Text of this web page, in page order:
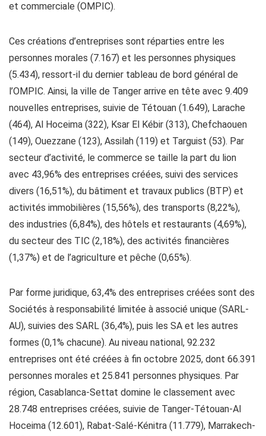
et commerciale (OMPIC).
Ces créations d’entreprises sont réparties entre les
personnes morales (7.167) et les personnes physiques
(5.434), ressort-il du dernier tableau de bord général de
l’OMPIC. Ainsi, la ville de Tanger arrive en tête avec 9.409
nouvelles entreprises, suivie de Tétouan (1.649), Larache
(464), Al Hoceima (322), Ksar El Kébir (313), Chefchaouen
(149), Ouezzane (123), Assilah (119) et Targuist (53). Par
secteur d’activité, le commerce se taille la part du lion
avec 43,96% des entreprises créées, suivi des services
divers (16,51%), du bâtiment et travaux publics (BTP) et
activités immobilières (15,56%), des transports (8,22%),
des industries (6,84%), des hôtels et restaurants (4,69%),
du secteur des TIC (2,18%), des activités financières
(1,37%) et de l’agriculture et pêche (0,65%).
Par forme juridique, 63,4% des entreprises créées sont des
Sociétés à responsabilité limitée à associé unique (SARL-
AU), suivies des SARL (36,4%), puis les SA et les autres
formes (0,1% chacune). Au niveau national, 92.232
entreprises ont été créées à fin octobre 2025, dont 66.391
personnes morales et 25.841 personnes physiques. Par
région, Casablanca-Settat domine le classement avec
28.748 entreprises créées, suivie de Tanger-Tétouan-Al
Hoceima (12.601), Rabat-Salé-Kénitra (11.779), Marrakech-